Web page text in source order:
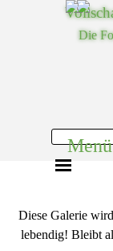
Direkt zum
Die
Menü
Menü
Diese Galerie
lebendig! Bleibt